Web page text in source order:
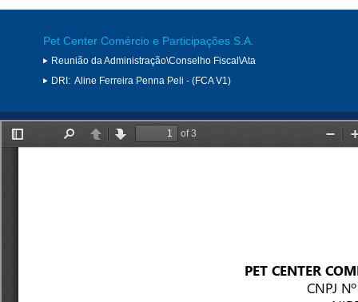
Pet Center Comércio e Participações S.A.
Reunião da Administração\Conselho Fiscal\Ata
DRI: Aline Ferreira Penna Peli - (FCA V1)